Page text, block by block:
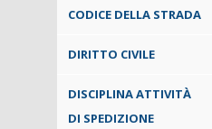
CODICE DELLA STRADA
DIRITTO CIVILE
DISCIPLINA ATTIVITÀ
DI SPEDIZIONE